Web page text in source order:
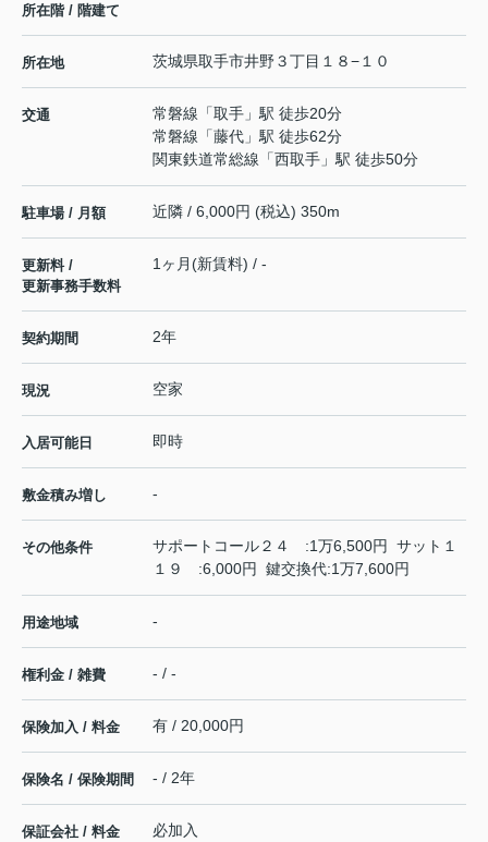
所在階 / 階建て
所在地 茨城県取手市井野３丁目１８−１０
交通 常磐線 「取手 」駅 徒歩20分
常磐線 「藤代 」駅 徒歩62分
関東鉄道常総線 「西取手 」駅 徒歩50分
駐車場 / 月額 近隣 / 6,000円 (税込) 350m
更新料 /
更新事務手数料
1ヶ月(新賃料) / -
契約期間 2年
現況 空家
入居可能日 即時
敷金積み増し -
その他条件
サポートコール２４ :1万6,500円 サット１
１９ :6,000円 鍵交換代:1万7,600円
用途地域 -
権利金 / 雑費 - / -
保険加入 / 料金 有 / 20,000円
保険名 / 保険期間 - / 2年
保証会社 / 料金
必加入